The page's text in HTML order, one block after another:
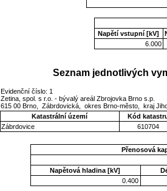
Napětí vstupní [kV]
6.000
Seznam jednotlivých
Evidenční číslo: 1
Zetina, spol. s r.o. - bývalý areál Zbrojovka Brno s.p.
615 00 Brno, Zábrdovická, okres Brno-město, kraj
Katastrální území
Kód
Zábrdovice
610704
Přenosová
Napětová hladina [kV]
0.400